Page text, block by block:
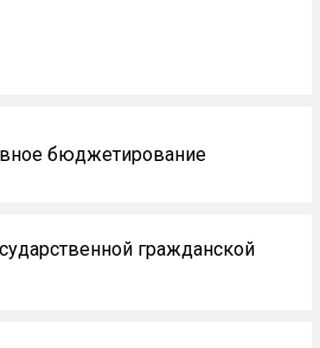
бюджетирование
гражданской